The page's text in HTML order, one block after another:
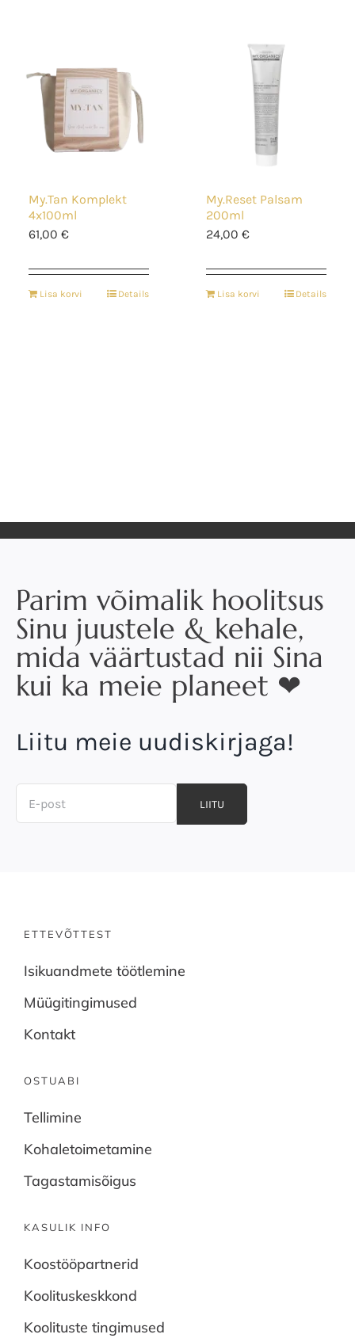
My.Tan Komplekt
4x100ml
61,00 €
Lisa korvi Details
My.Reset Palsam
200ml
24,00 €
Lisa korvi Details
Parim võimalik hoolitsus
Sinu juustele & kehale,
mida väärtustad nii Sina
kui ka meie planeet ❤
Liitu meie uudiskirjaga!
LIITU
ETTEVÕTTEST
Isikuandmete töötlemine
Müügitingimused
Kontakt
OSTUABI
Tellimine
Kohaletoimetamine
Tagastamisõigus
KASULIK INFO
Koostööpartnerid
Koolituskeskkond
Koolituste tingimused